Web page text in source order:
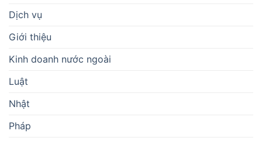
Dịch vụ
Giới thiệu
Kinh doanh nước ngoài
Luật
Nhật
Pháp